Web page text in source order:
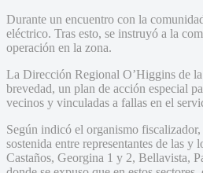
Durante un encuentro con la
eléctrico. Tras esto, se instruyó a la
operación en la zona.
La Dirección Regional O’Higgins de
brevedad, un plan de acción especial
vecinos y vinculadas a fallas en el
Según indicó el organismo
sostenida entre representantes de las
Castaños, Georgina 1 y 2, Bellavista,